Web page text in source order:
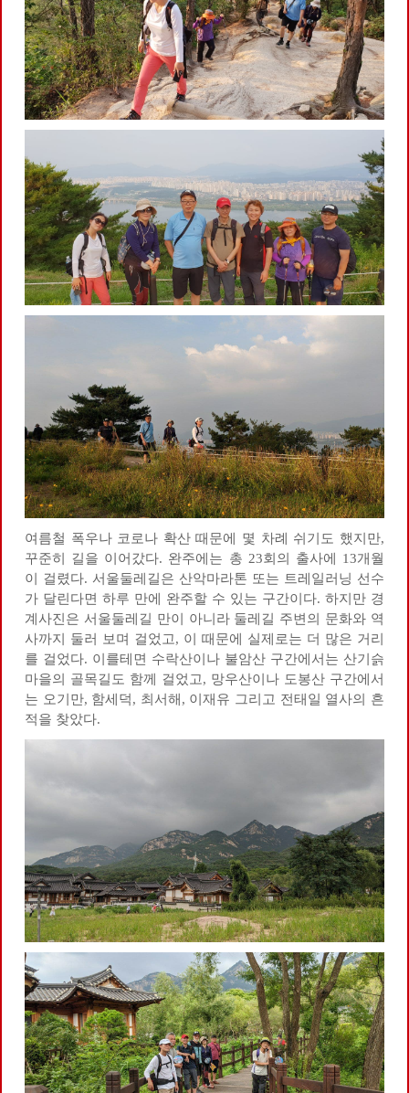
여름철 폭우나 코로나 확산 때문에 몇 차례 쉬기도 했지만,
꾸준히 길을 이어갔다. 완주에는 총 23회의 출사에 13개월
이 걸렸다. 서울둘레길은 산악마라톤 또는 트레일러닝 선수
가 달린다면 하루 만에 완주할 수 있는 구간이다. 하지만 경
계사진은 서울둘레길 만이 아니라 둘레길 주변의 문화와 역
사까지 둘러 보며 걸었고, 이 때문에 실제로는 더 많은 거리
를 걸었다. 이를테면 수락산이나 불암산 구간에서는 산기슭
마을의 골목길도 함께 걸었고, 망우산이나 도봉산 구간에서
는 오기만, 함세덕, 최서해, 이재유 그리고 전태일 열사의 흔
적을 찾았다.